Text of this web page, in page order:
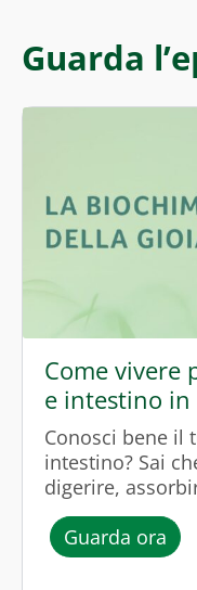
Guarda
Come vivere
e intestino in
Conosci bene il
intestino? Sai
digerire,
pensato che le
dipendere
apparato
Guarda ora